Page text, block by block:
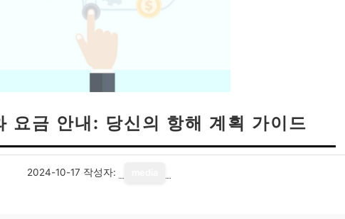
요금 안내: 당신의 항해 계획 가이드
2024-10-17 작성자: